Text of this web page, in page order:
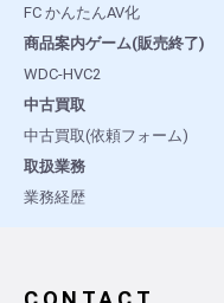
FC かんたんAV化
商品案内ゲーム(販売終了)
WDC-HVC2
中古買取
中古買取(依頼フォーム)
取扱業務
業務経歴